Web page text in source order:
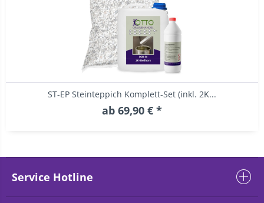
ST-EP Steinteppich Komplett-Set (inkl. 2K...
ab 69,90 € *
Service Hotline